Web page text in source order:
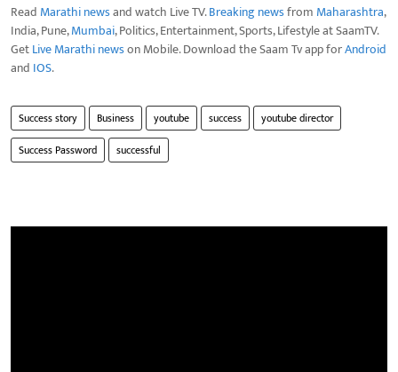
Read Marathi newsand watch Live TV.Breaking newsfrom Maharashtra,
India, Pune,Mumbai, Politics, Entertainment, Sports, Lifestyle at SaamTV.
GetLive Marathi newson Mobile. Download the Saam Tv app forAndroid
and IOS.
Success story Business youtube success
youtube director
Success Password
successful